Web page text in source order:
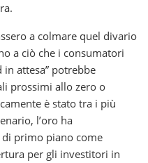
a colmare quel divario
a ciò che i consumatori
in attesa” potrebbe
prossimi allo zero o
è stato tra i più
l’oro ha
primo piano come
per gli investitori in